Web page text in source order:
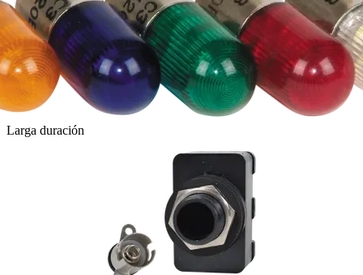
Larga duración